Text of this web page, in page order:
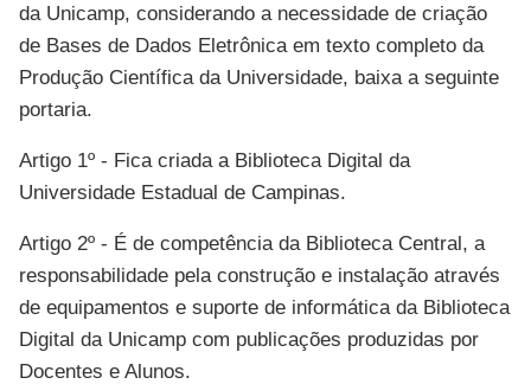
da Unicamp, considerando a necessidade de criação
de Bases de Dados Eletrônica em texto completo da
Produção Científica da Universidade, baixa a seguinte
portaria.
Artigo 1º - Fica criada a Biblioteca Digital da
Universidade Estadual de Campinas.
Artigo 2º - É de competência da Biblioteca Central, a
responsabilidade pela construção e instalação através
de equipamentos e suporte de informática da Biblioteca
Digital da Unicamp com publicações produzidas por
Docentes e Alunos.